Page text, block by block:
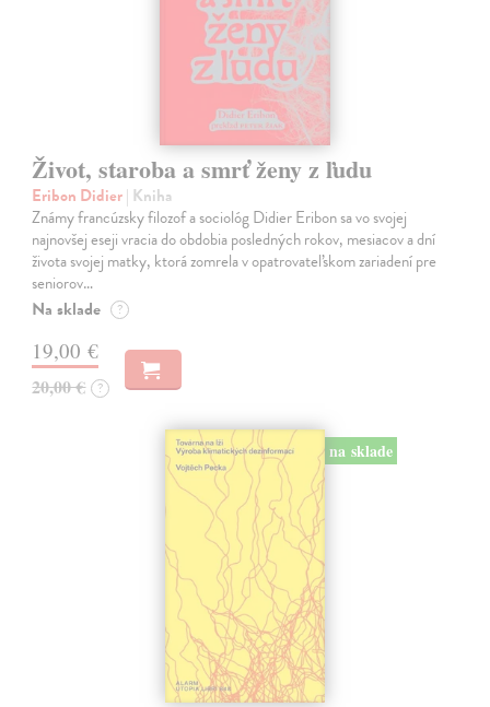
Život, staroba a smrť ženy z ľudu
Eribon Didier| Kniha
Známy francúzsky filozof a sociológ Didier Eribon sa vo svojej
najnovšej eseji vracia do obdobia posledných rokov, mesiacov a dní
života svojej matky, ktorá zomrela v opatrovateľskom zariadení pre
seniorov…
Na sklade ?
19,00 €
20,00 € ?
na sklade